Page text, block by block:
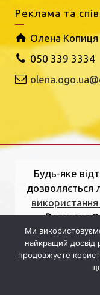
Реклама та
Олена
050 339 3334
Будь-яке
дозволяється
використання
нас.Реклама:
34
редакції:
область,
Ми
найкращий
продовжуєте